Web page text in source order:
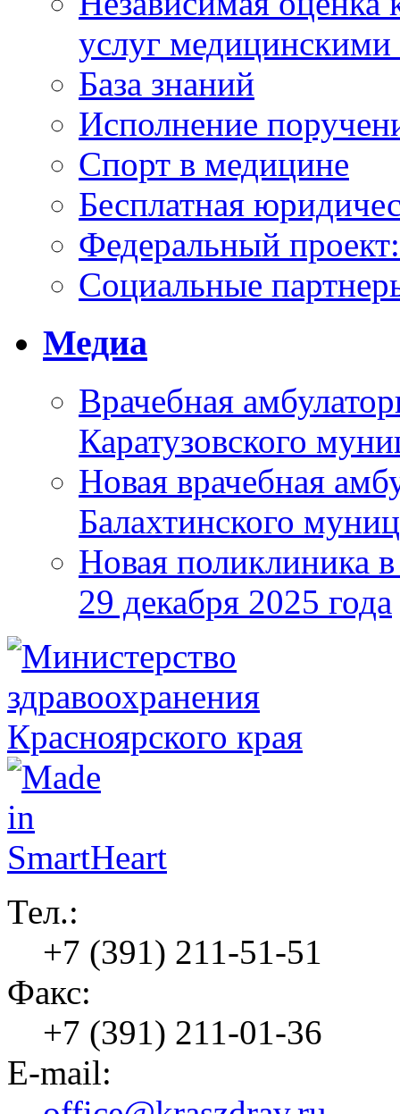
услуг
База знаний
Исполнение
Спорт в медицине
Бесплатная
Федеральный
Социальные
Медиа
Врачебная
Каратузовского
Новая врачебная
Балахтинского
Новая поликлиника
29 декабря 2025 года
Тел.:
+7 (391) 211-51-51
Факс:
+7 (391) 211-01-36
E-mail: